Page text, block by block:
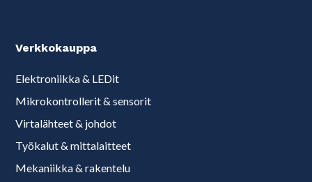
Verkkokauppa
Elektroniikka & LEDit
Mikrokontrollerit & sensorit
Virtalähteet & johdot
Työkalut & mittalaitteet
Mekaniikka & rakentelu